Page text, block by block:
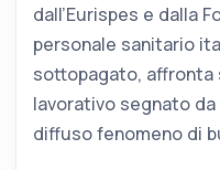
dall’Eurispes e dalla
personale sanitario
sottopagato,
lavorativo segnato
diffuso fenomeno di